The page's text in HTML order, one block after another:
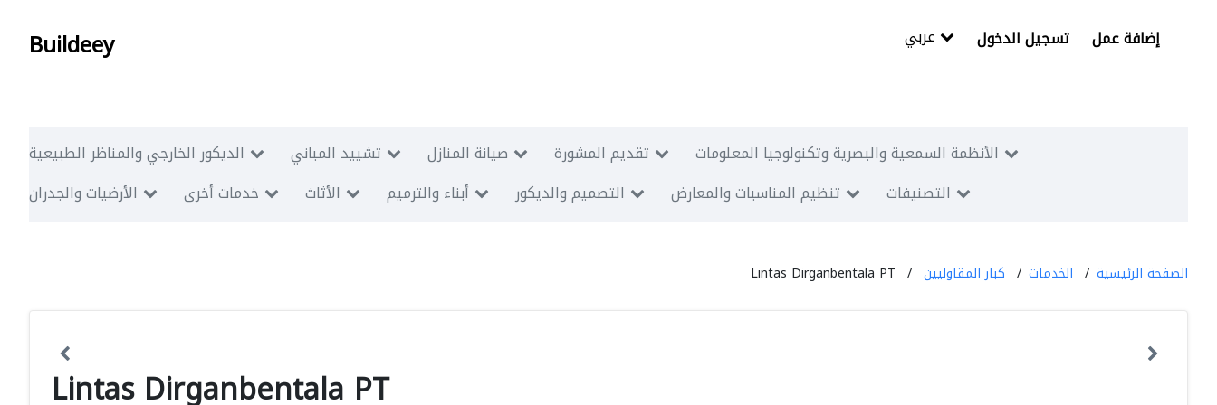
Buildeey تسجيل الدخول إضافة عمل
الديكور الخارجي والمناظر الطبيعية تشييد المباني صيانة المنازل تقديم المشورة
الأنظمة السمعية والبصرية وتكنولوجيا المعلومات
الأرضيات والجدران
خدمات أخرى الأثاث أبناء والترميم التصميم والديكور تنظيم المناسبات والمعارض التصنيفات
الصفحة الرئيسية الخدمات كبار المقاوليين Lintas Dirganbentala PT
Lintas Dirganbentala PT